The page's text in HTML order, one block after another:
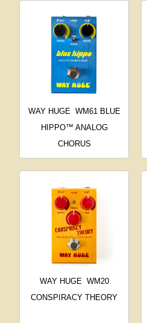
WAY HUGE WM61 BLUE
HIPPO™ ANALOG
CHORUS
WAY HUGE WM20
CONSPIRACY THEORY